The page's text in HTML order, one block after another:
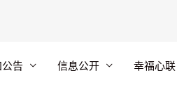
告 信息公开 幸福心联